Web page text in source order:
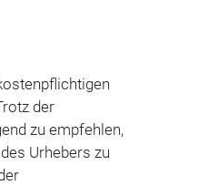
der
zu empfehlen,
Urhebers zu